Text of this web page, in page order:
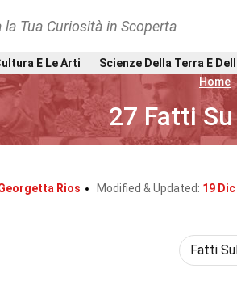
la Tua Curiosità in Scoperta
E Le Arti Scienze Della Terra E
Home
27 Fatti
Rios Modified & Updated: 19
Fatti